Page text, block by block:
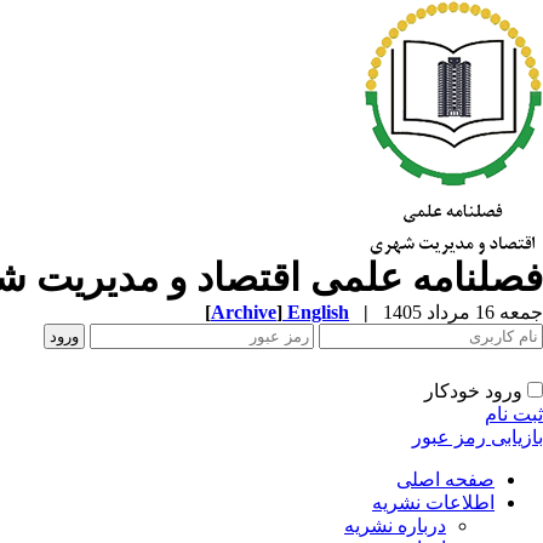
فصلنامه علمی اقتصاد و مدیریت
جمعه 16 مرداد 1405 |
English
[Archive]
ورود خودکار
ثبت نام
بازیابی رمز عبور
صفحه اصلی
اطلاعات نشریه
درباره نشریه